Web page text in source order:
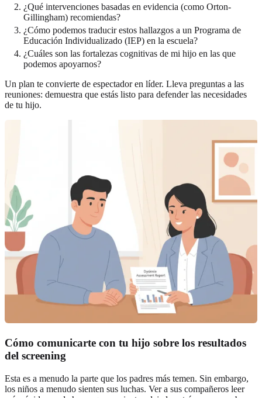
¿Qué intervenciones basadas en evidencia (como Orton-
Gillingham) recomiendas?
¿Cómo podemos traducir estos hallazgos a un Programa de
Educación Individualizado (IEP) en la escuela?
¿Cuáles son las fortalezas cognitivas de mi hijo en las que
podemos apoyarnos?
Un plan te convierte de espectador en líder. Lleva preguntas a las
reuniones: demuestra que estás listo para defender las necesidades
de tu hijo.
Cómo comunicarte con tu hijo sobre los resultados
del screening
Esta es a menudo la parte que los padres más temen. Sin embargo,
los niños a menudo sienten sus luchas. Ver a sus compañeros leer